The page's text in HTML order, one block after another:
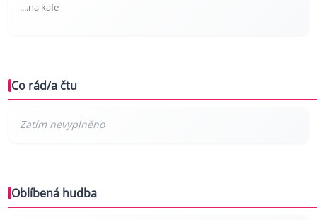
....na kafe
Co rád/a čtu
Oblíbená hudba